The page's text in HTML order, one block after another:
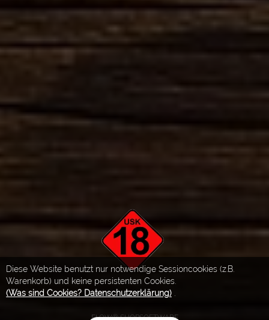
Diese Website benutzt nur notwendige Sessioncookies (z.B.
Warenkorb) und keine persistenten Cookies.
(Was sind Cookies? Datenschutzerklärung)
FLOW® SHOPSOFTWARE